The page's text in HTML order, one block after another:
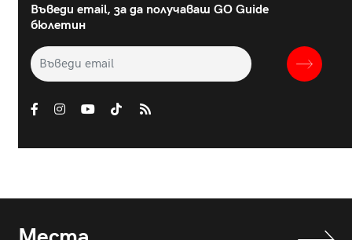
Въведи email, за да получаваш GO Guide
бюлетин